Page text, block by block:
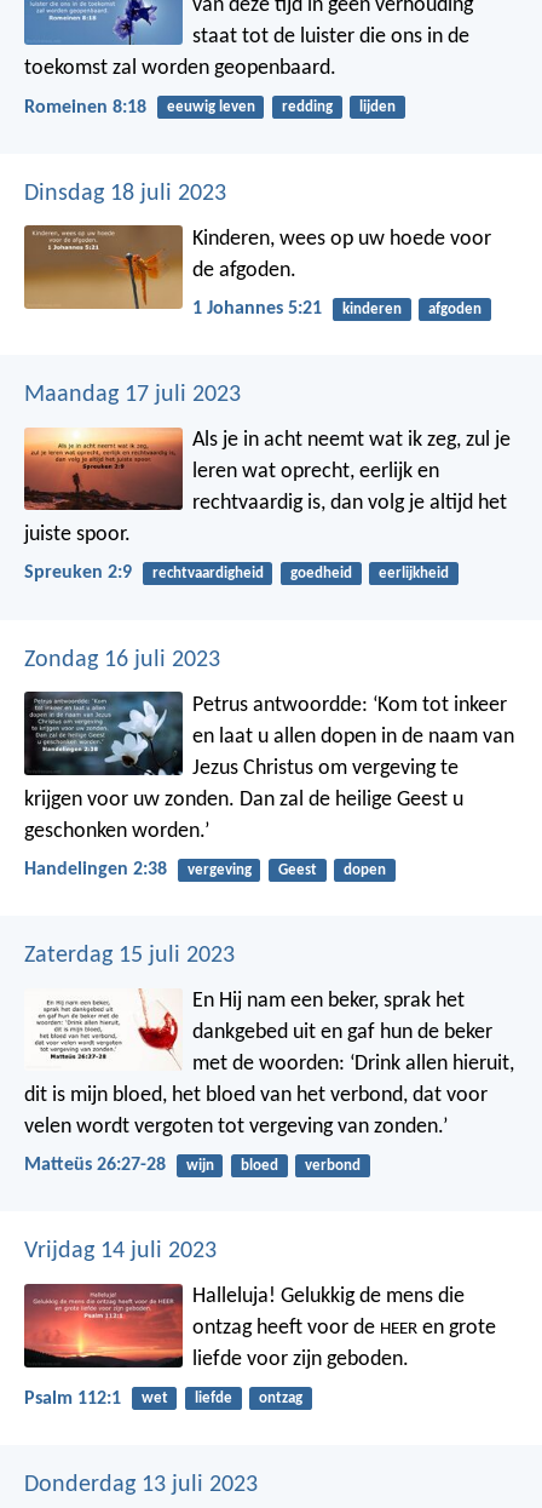
van deze tijd in geen verhouding
staat tot de luister die ons in de
toekomst zal worden geopenbaard.
Romeinen 8:18 eeuwig leven redding lijden
Dinsdag 18 juli 2023
Kinderen, wees op uw hoede voor
de afgoden.
1 Johannes 5:21 kinderen afgoden
Maandag 17 juli 2023
Als je in acht neemt wat ik zeg, zul je
leren wat oprecht, eerlijk en
rechtvaardig is, dan volg je altijd het
juiste spoor.
Spreuken 2:9 rechtvaardigheid goedheid eerlijkheid
Zondag 16 juli 2023
Petrus antwoordde: ‘Kom tot inkeer
en laat u allen dopen in de naam van
Jezus Christus om vergeving te
krijgen voor uw zonden. Dan zal de heilige Geest u
geschonken worden.’
Handelingen 2:38 vergeving Geest dopen
Zaterdag 15 juli 2023
En Hij nam een beker, sprak het
dankgebed uit en gaf hun de beker
met de woorden: ‘Drink allen hieruit,
dit is mijn bloed, het bloed van het verbond, dat voor
velen wordt vergoten tot vergeving van zonden.’
Matteüs 26:27-28 wijn bloed verbond
Vrijdag 14 juli 2023
Halleluja! Gelukkig de mens die
ontzag heeft voor de HEER en grote
liefde voor zijn geboden.
Psalm 112:1 wet liefde ontzag
Donderdag 13 juli 2023